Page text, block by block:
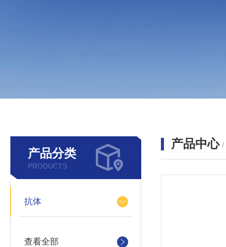
产品分类
PRODUCTS
抗体
查看全部
产品中心 /